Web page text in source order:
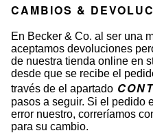
CAMBIOS &
En Becker & Co. al ser una
aceptamos devoluciones
de nuestra tienda online en
desde que se recibe el
través de el apartado
pasos a seguir. Si el pedido
error nuestro, correríamos
para su cambio.